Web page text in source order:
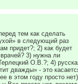
тем как сделать
в следующий раз
придет?; 2) как будет
3) нужна ли
О.В.?; 4)
дважды» - это
в этом году просто